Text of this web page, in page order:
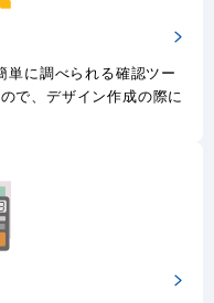
に調べられる確認ツー
で、デザイン作成の際に